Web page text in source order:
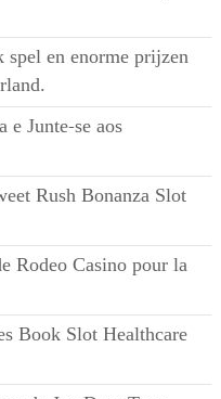
en enorme prijzen
e Junte-se aos
Rush Bonanza Slot
Rodeo Casino pour la
Book Slot Healthcare